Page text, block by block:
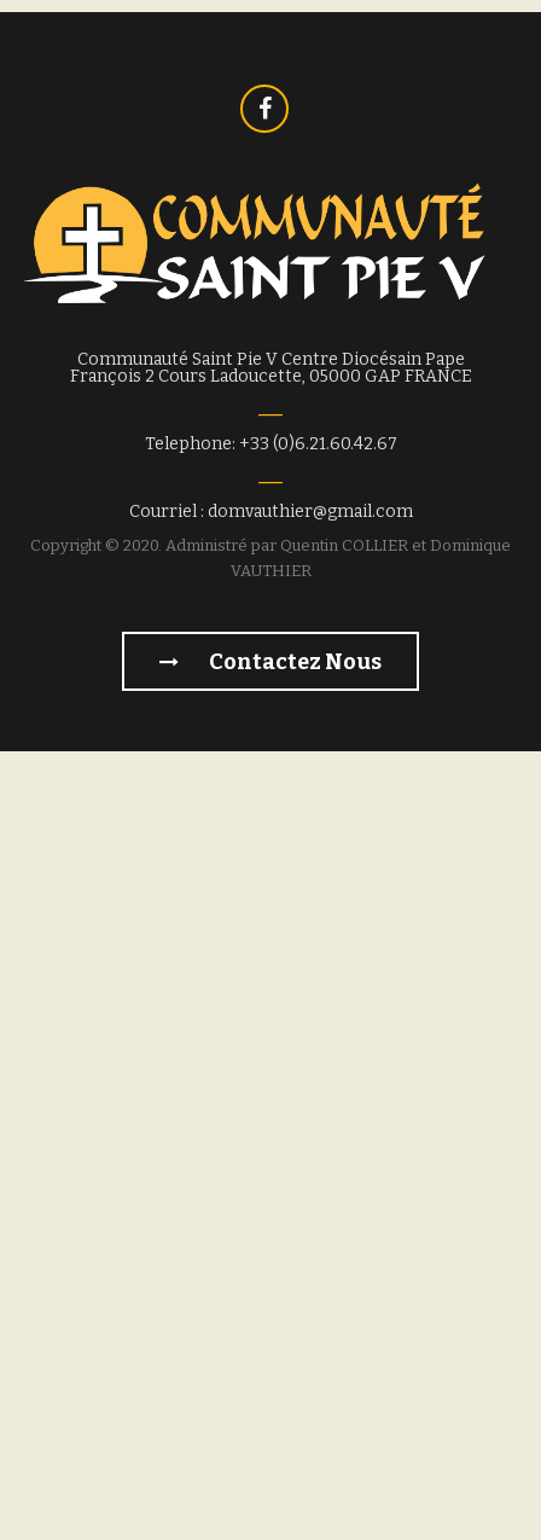
Communauté Saint Pie V Centre Diocésain Pape
François 2 Cours Ladoucette, 05000 GAP FRANCE
Telephone: +33 (0)6.21.60.42.67
Courriel : domvauthier@gmail.com
Copyright © 2020. Administré par Quentin COLLIER et Dominique
VAUTHIER
Contactez Nous